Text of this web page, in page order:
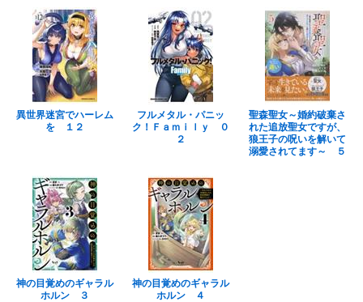
異世界迷宮でハーレム
を １２
フルメタル・パニッ
ク！Ｆａｍｉｌｙ ０
２
聖森聖女～婚約破棄さ
れた追放聖女ですが、
狼王子の呪いを解いて
溺愛されてます～ ５
神の目覚めのギャラル
ホルン ３
神の目覚めのギャラル
ホルン ４